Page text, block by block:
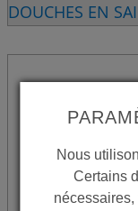
DOUCHES EN
Nous
Certains